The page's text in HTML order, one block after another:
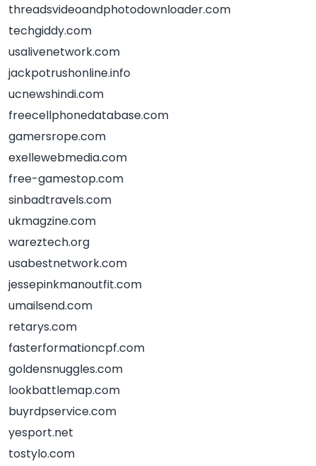
threadsvideoandphotodownloader.com
techgiddy.com
usalivenetwork.com
jackpotrushonline.info
ucnewshindi.com
freecellphonedatabase.com
gamersrope.com
exellewebmedia.com
free-gamestop.com
sinbadtravels.com
ukmagzine.com
wareztech.org
usabestnetwork.com
jessepinkmanoutfit.com
umailsend.com
retarys.com
fasterformationcpf.com
goldensnuggles.com
lookbattlemap.com
buyrdpservice.com
yesport.net
tostylo.com